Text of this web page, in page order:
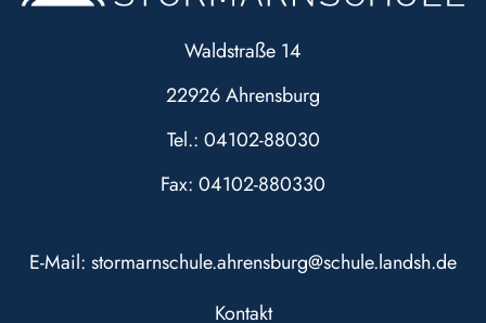
Waldstraße 14
22926 Ahrensburg
Tel.: 04102-88030
Fax: 04102-880330
E-Mail: stormarnschule.ahrensburg@schule.landsh.de
Kontakt